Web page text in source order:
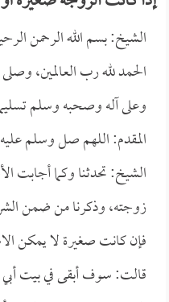
الشيخ: بسم الله الرحمن
الحمد لله رب العالمين،
وعلى آله وصحبه وسلم
المقدم: اللهم صل وسلم
الشيخ: تحدثنا وكما أجابت
زوجته، وذكرنا من ضمن
فإن كانت صغيرة لا يمكن
قالت: سوف أبقى في بيت أبي